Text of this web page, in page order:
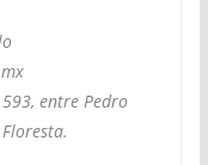
entre Pedro